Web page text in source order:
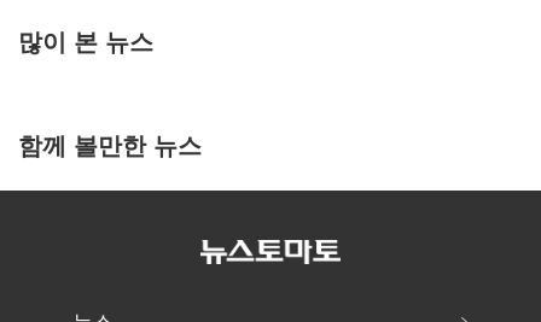
많이 본 뉴스
함께 볼만한 뉴스